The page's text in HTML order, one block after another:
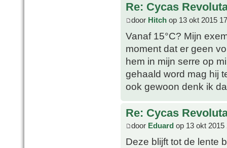
Re: Cycas
door Hitch op 13 okt 2015
Vanaf 15°C? Mijn
moment dat er geen
hem in mijn serre op
gehaald word mag hij
ook gewoon denk ik
Re: Cycas
door Eduard op 13 okt 2015
Deze blijft tot de lente